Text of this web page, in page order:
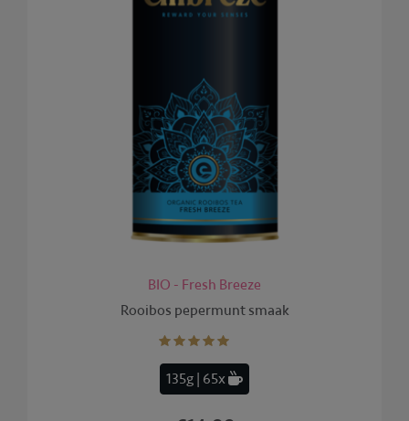
BIO - Fresh Breeze
Rooibos pepermunt smaak
135g | 65x